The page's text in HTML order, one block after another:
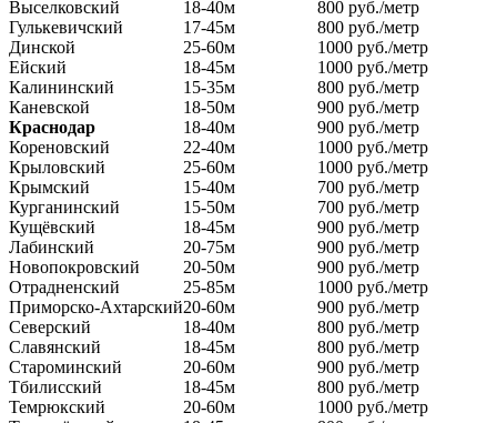
Выселковский
18-40м
800 руб./метр
Гулькевичский
17-45м
800 руб./метр
Динской
25-60м
1000 руб./метр
Ейский
18-45м
1000 руб./метр
Калининский
15-35м
800 руб./метр
Каневской
18-50м
900 руб./метр
Краснодар
18-40м
900 руб./метр
Кореновский
22-40м
1000 руб./метр
Крыловский
25-60м
1000 руб./метр
Крымский
15-40м
700 руб./метр
Курганинский
15-50м
700 руб./метр
Кущёвский
18-45м
900 руб./метр
Лабинский
20-75м
900 руб./метр
Новопокровский
20-50м
900 руб./метр
Отрадненский
25-85м
1000 руб./метр
Приморско-Ахтарский20-60м
900 руб./метр
Северский
18-40м
800 руб./метр
Славянский
18-45м
800 руб./метр
Староминский
20-60м
900 руб./метр
Тбилисский
18-45м
800 руб./метр
Темрюкский
20-60м
1000 руб./метр